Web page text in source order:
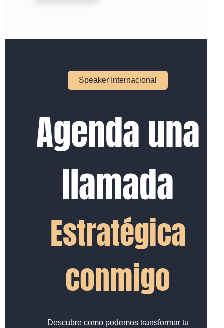
Speaker Internacional
Agenda una
llamada
Estratégica
conmigo
Descubre como podemos transformar tu